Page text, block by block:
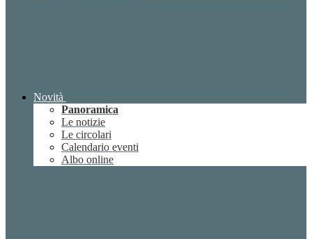
Novità
Panoramica
Le notizie
Le circolari
Calendario eventi
Albo online